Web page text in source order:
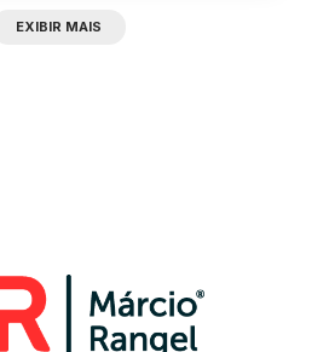
EXIBIR MAIS